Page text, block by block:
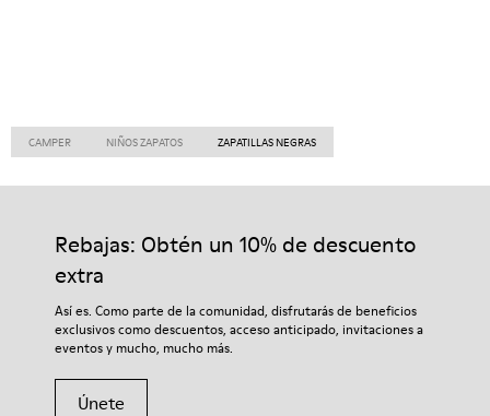
CAMPER NIÑOS ZAPATOS ZAPATILLAS NEGRAS
Rebajas: Obtén un 10% de descuento
extra
Así es. Como parte de la comunidad, disfrutarás de beneficios
exclusivos como descuentos, acceso anticipado, invitaciones a
eventos y mucho, mucho más.
Únete